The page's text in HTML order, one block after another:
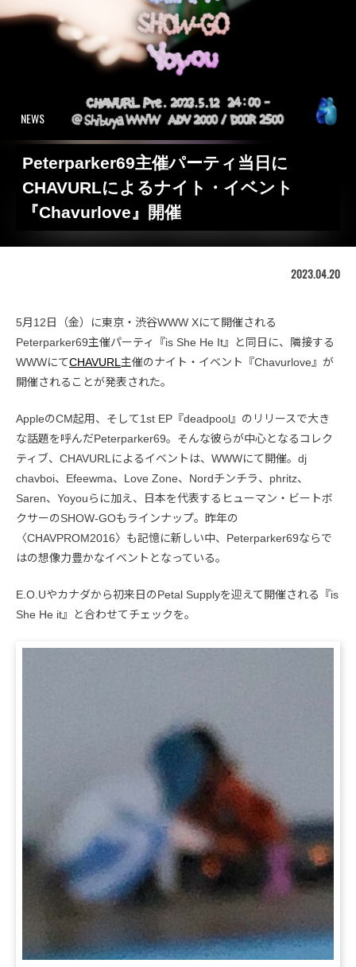
NEWS
Peterparker69主催パーティ当日に
CHAVURLによるナイト・イベント
『Chavurlove』開催
2023.04.20
5月12日（金）に東京・渋谷WWW Xにて開催される
Peterparker69主催パーティ『is She He It』と同日に、隣接する
WWWにてCHAVURL 主催のナイト・イベント『Chavurlove』が
開催されることが発表された。
AppleのCM起用、そして1st EP『deadpool』のリリースで大き
な話題を呼んだPeterparker69。そんな彼らが中心となるコレク
ティブ、CHAVURLによるイベントは、WWWにて開催。dj
chavboi、Efeewma、Love Zone、Nordチンチラ、phritz、
Saren、Yoyouらに加え、日本を代表するヒューマン・ビートボ
クサーのSHOW-GOもラインナップ。昨年の
〈CHAVPROM2016〉も記憶に新しい中、Peterparker69ならで
はの想像力豊かなイベントとなっている。
E.O.Uやカナダから初来日のPetal Supplyを迎えて開催される『is
She He it』と合わせてチェックを。